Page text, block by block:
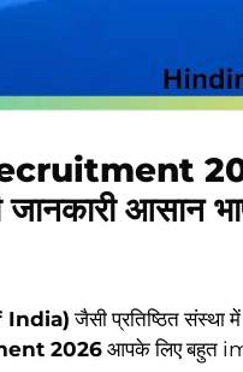
आसान
India)जैसी प्रतिष्ठित संस्था
2026 आपके लिए बहुत